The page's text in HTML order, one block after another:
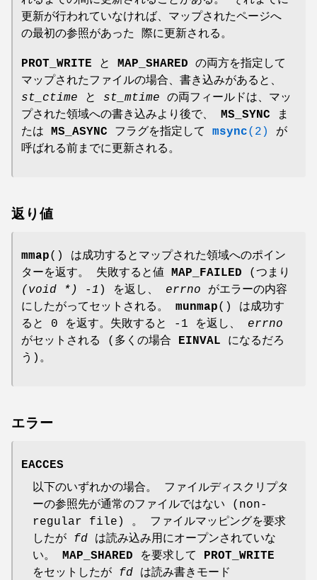
更新が行われていなければ、マップされたページへ
の最初の参照があった 際に更新される。
PROT_WRITE と MAP_SHARED の両方を指定して
マップされたファイルの場合、書き込みがあると、
st_ctime と st_mtime の両フィールドは、マッ
プされた領域への書き込みより後で、 MS_SYNC ま
たは MS_ASYNC フラグを指定して msync(2)
が
呼ばれる前までに更新される。
返り値
mmap() は成功するとマップされた領域へのポイン
ターを返す。 失敗すると値 MAP_FAILED (つまり
(void *) -1 ) を返し、 errno がエラーの内容
にしたがってセットされる。 munmap() は成功す
ると 0 を返す。失敗すると -1 を返し、 errno
がセットされる (多くの場合 EINVAL になるだろ
う)。
エラー
EACCES
以下のいずれかの場合。 ファイルディスクリプタ
ーの参照先が通常のファイルではない (non-
regular file) 。 ファイルマッピングを要求
したが fd は読み込み用にオープンされていな
い。
MAP_SHARED を要求して
PROT_WRITE
をセットしたが fd は読み書きモード